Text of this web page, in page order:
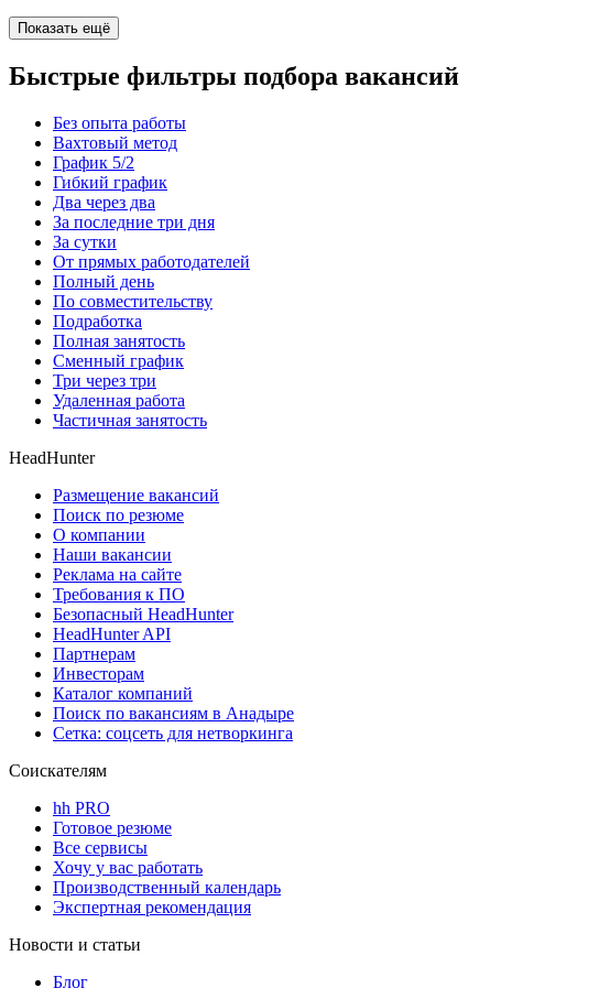
Показать ещё
Быстрые фильтры подбора вакансий
Без опыта работы
Вахтовый метод
График 5/2
Гибкий график
Два через два
За последние три дня
За сутки
От прямых работодателей
Полный день
По совместительству
Подработка
Полная занятость
Сменный график
Три через три
Удаленная работа
Частичная занятость
HeadHunter
Размещение вакансий
Поиск по резюме
О компании
Наши вакансии
Реклама на сайте
Требования к ПО
Безопасный HeadHunter
HeadHunter API
Партнерам
Инвесторам
Каталог компаний
Поиск по вакансиям в Анадыре
Сетка: соцсеть для нетворкинга
Соискателям
hh PRO
Готовое резюме
Все сервисы
Хочу у вас работать
Производственный календарь
Экспертная рекомендация
Новости и статьи
Блог